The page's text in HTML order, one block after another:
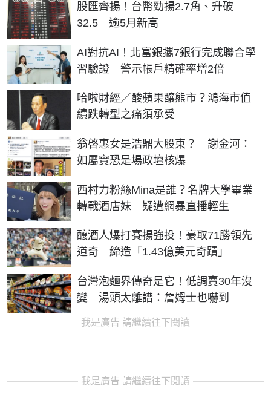
股匯齊揚！台幣勁揚2.7角、升破
32.5 逾5月新高
AI對抗AI！北富銀攜7銀行完成聯合學
習驗證 警示帳戶精確率增2倍
哈啦財經／酸蘋果釀熊市？鴻海市值
續跌轉型之痛須承受
翁啓惠女是浩鼎大股東？ 謝金河：
如屬實恐是場政壇核爆
西村力粉絲Mina是誰？名牌大學畢業
轉戰酒店妹 疑遭網暴直播輕生
釀酒人爆打賽揚強投！豪取71勝領先
道奇 締造「1.43億美元奇蹟」
台灣泡麵界傳奇是它！低調賣30年沒
變 湯頭太離譜：詹姆士也嚇到
我是廣告 請繼續往下閱讀
我是廣告 請繼續往下閱讀